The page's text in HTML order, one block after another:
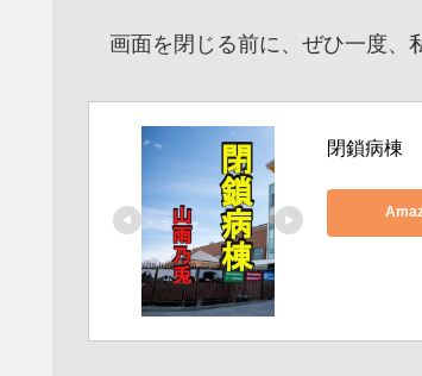
画面を閉じる前に、ぜひ一度、
閉鎖病棟